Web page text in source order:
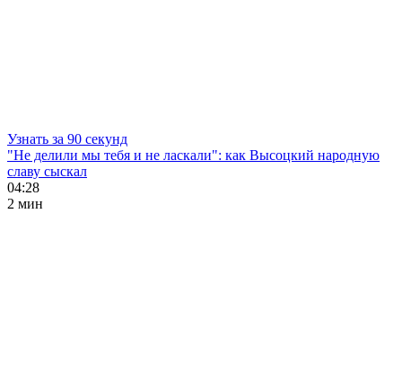
Узнать за 90 секунд
"Не делили мы тебя и не ласкали": как Высоцкий народную
славу сыскал
04:28
2 мин